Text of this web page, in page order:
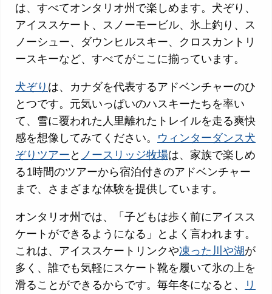
は、すべてオンタリオ州で楽しめます。犬ぞり、
アイススケート、スノーモービル、氷上釣り、ス
ノーシュー、ダウンヒルスキー、クロスカントリ
ースキーなど、すべてがここに揃っています。
犬ぞり は、カナダを代表するアドベンチャーのひ
とつです。元気いっぱいのハスキーたちを率い
て、雪に覆われた人里離れたトレイルを走る爽快
感を想像してみてください。 ウィンターダンス犬
ぞりツアーと ノースリッジ牧場は、家族で楽しめ
る1時間のツアーから宿泊付きのアドベンチャー
まで、さまざまな体験を提供しています。
オンタリオ州では、「子どもは歩く前にアイスス
ケートができるようになる」とよく言われます。
これは、アイススケートリンクや凍った川や湖が
多く、誰でも気軽にスケート靴を履いて氷の上を
滑ることができるからです。毎年冬になると、
リ